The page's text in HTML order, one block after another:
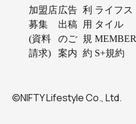
加盟店
募集
(資料
請求)
広告
出稿
のご
案内
利
用
規
約
ライフス
タイル
MEMBER
S+規約
©NIFTY Lifestyle Co., Ltd.